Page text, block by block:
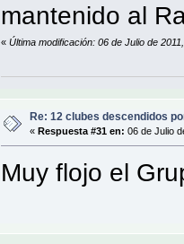
mantenido al
«Última modificación: 06 de Julio de
Re: 12 clubes descendidos
«Respuesta #31 en: 06 de Julio
Muy flojo el